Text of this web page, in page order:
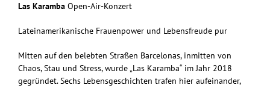
Las Karamba Open-Air-Konzert
Lateinamerikanische Frauenpower und Lebensfreude pur
Mitten auf den belebten Straßen Barcelonas, inmitten von
Chaos, Stau und Stress, wurde „Las Karamba“ im Jahr 2018
gegründet. Sechs Lebensgeschichten trafen hier aufeinander,